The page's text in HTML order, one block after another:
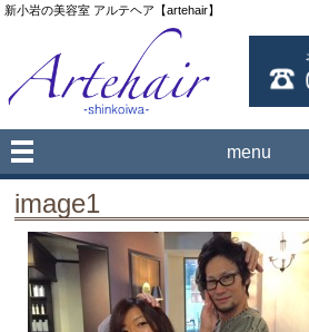
新小岩の美容室 アルテヘア【artehair】
menu
image1